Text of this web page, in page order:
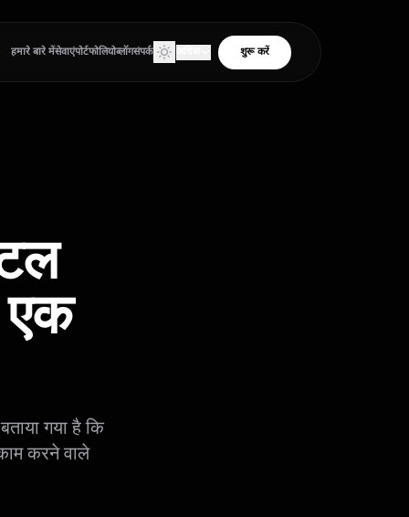
हमारे बारे मेंसेवाएंपोर्टफोलियोब्लॉगसंपर्क शुरू करें
एक
गया है कि
करने वाले